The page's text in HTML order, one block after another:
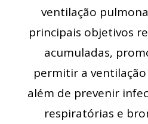
ventilação
principais objetivos
acumuladas,
permitir a
além de prevenir
respiratórias e